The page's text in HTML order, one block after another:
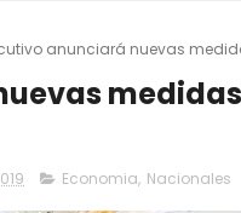
anunciará nuevas
Economia, Nacionales